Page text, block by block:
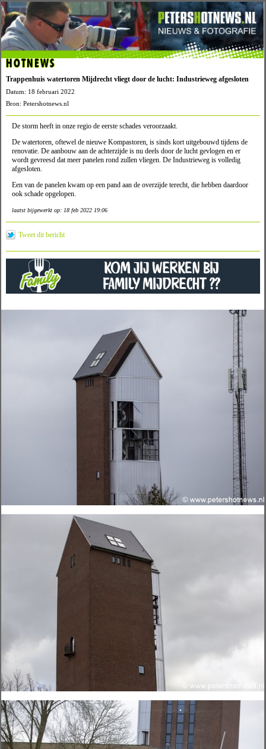
HOTNEWS
Trappenhuis watertoren Mijdrecht vliegt door de lucht: Industrieweg afgesloten
Datum: 18 februari 2022
Bron: Petershotnews.nl
De storm heeft in onze regio de eerste schades veroorzaakt.
De watertoren, oftewel de nieuwe Kompastoren, is sinds kort uitgebouwd tijdens de
renovatie. De aanbouw aan de achterzijde is nu deels door de lucht gevlogen en er
wordt gevreesd dat meer panelen rond zullen vliegen. De Industrieweg is volledig
afgesloten.
Een van de panelen kwam op een pand aan de overzijde terecht, die hebben daardoor
ook schade opgelopen.
laatst bijgewerkt op: 18 feb 2022 19:06
Tweet dit bericht